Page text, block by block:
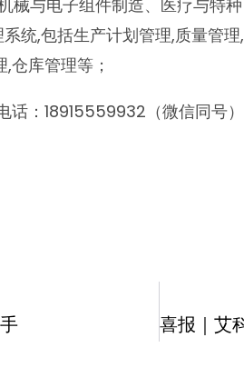
械与电子组件制造、医疗与特种
统,包括生产计划管理,质量管理,
仓库管理等；
：18915559932（微信同号）